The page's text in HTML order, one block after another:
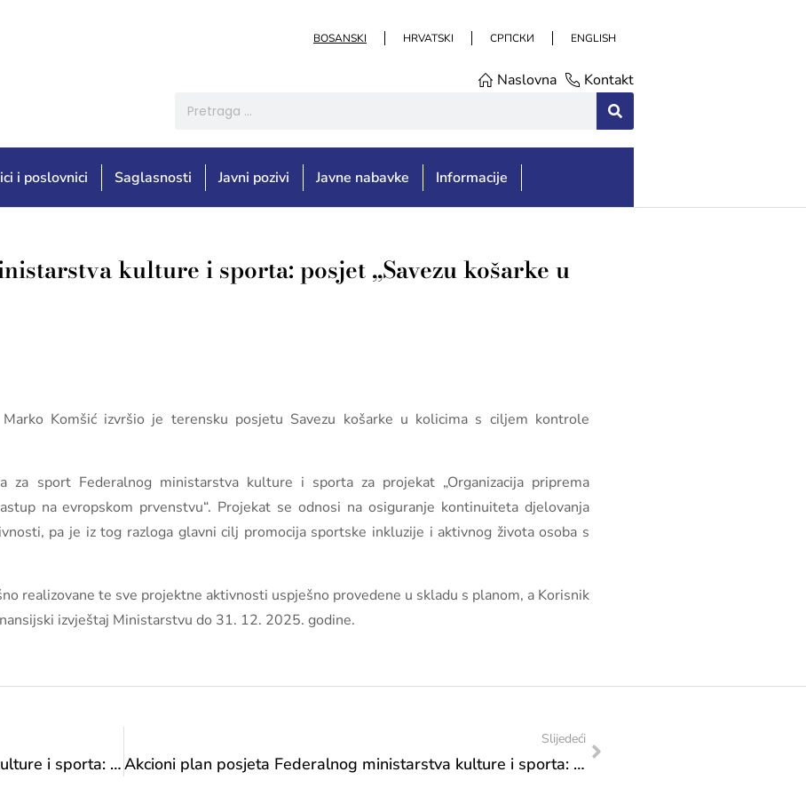
BOSANSKI HRVATSKI СРПСКИ ENGLISH
Naslovna Kontakt
i poslovnici Saglasnosti Javni pozivi Javne nabavke Informacije
kulture i sporta: posjet „Savezu košarke u
Komšić izvršio je terensku posjetu Savezu košarke u kolicima s ciljem kontrole
za sport Federalnog ministarstva kulture i sporta za projekat „Organizacija priprema
na evropskom prvenstvu“. Projekat se odnosi na osiguranje kontinuiteta djelovanja
pa je iz tog razloga glavni cilj promocija sportske inkluzije i aktivnog života osoba s
realizovane te sve projektne aktivnosti uspješno provedene u skladu s planom, a Korisnik
izvještaj Ministarstvu do 31. 12. 2025. godine.
Akcioni plan posjeta Federalnog ministarstva kulture i sporta: posjet „Golf savezu Bosne i Hercegovine“
Slijedeći
Akcioni plan posjeta Federalnog ministarstva kulture i sporta: posjeta „Udruženju plivačkog kluba Novi Grad“